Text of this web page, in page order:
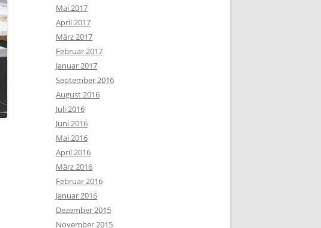
Mai 2017
April 2017
März 2017
Februar 2017
Januar 2017
September 2016
August 2016
Juli 2016
Juni 2016
Mai 2016
April 2016
März 2016
Februar 2016
Januar 2016
Dezember 2015
November 2015